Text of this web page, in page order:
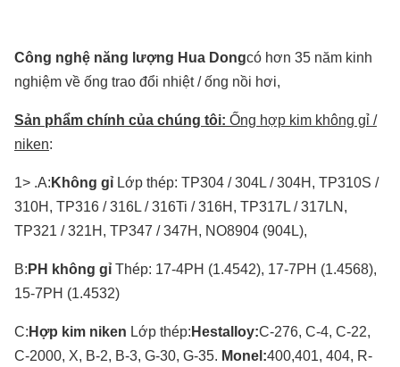
Công nghệ năng lượng Hua Dongcó hơn 35 năm kinh
nghiệm về ống trao đổi nhiệt / ống nồi hơi,
Sản phẩm chính của chúng tôi: Ống hợp kim không gỉ /
niken:
1> .A: Không gỉ Lớp thép: TP304 / 304L / 304H, TP310S /
310H, TP316 / 316L / 316Ti / 316H, TP317L / 317LN,
TP321 / 321H, TP347 / 347H, NO8904 (904L),
B: PH không gỉ Thép: 17-4PH (1.4542), 17-7PH (1.4568),
15-7PH (1.4532)
C: Hợp kim niken Lớp thép: Hestalloy:C-276, C-4, C-22,
C-2000, X, B-2, B-3, G-30, G-35. Monel:400,401, 404, R-